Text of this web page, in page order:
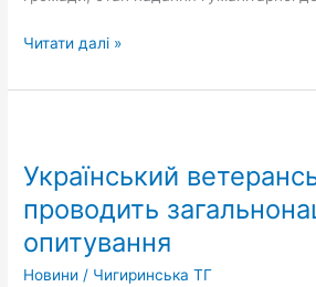
Читати далі »
Український
проводить
опитування
Новини / Чигиринська ТГ
фонд
загальнонаціональне
опитування